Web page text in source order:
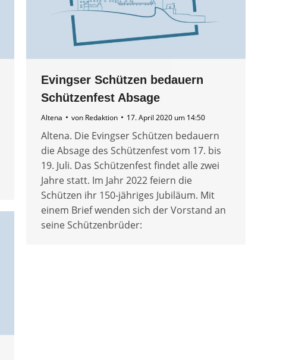
Evingser Schützen bedauern
Schützenfest Absage
Altena von Redaktion 17. April 2020 um 14:50
Altena. Die Evingser Schützen bedauern
die Absage des Schützenfest vom 17. bis
19. Juli. Das Schützenfest findet alle zwei
Jahre statt. Im Jahr 2022 feiern die
Schützen ihr 150-jähriges Jubiläum. Mit
einem Brief wenden sich der Vorstand an
seine Schützenbrüder: